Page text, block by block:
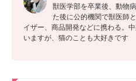
獣医学部を卒業後、動物
た後に公的機関で獣医師
イザー、商品開発などに携わる。
いますが、猫のことも大好きです